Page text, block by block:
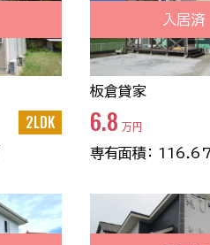
2LDK
入居済
板倉貸家
6.8 万円
専有面積：